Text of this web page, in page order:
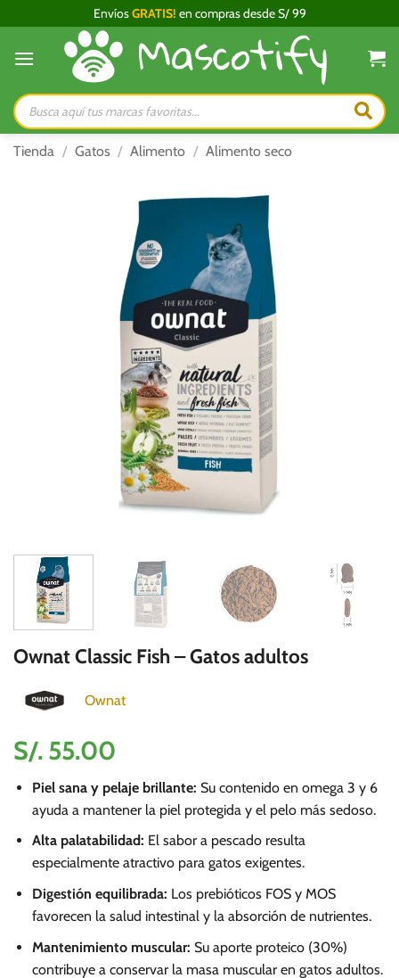
al
contenido
EnvíosGRATIS! en compras desde S/ 99
Búsqueda
de
productos
Tienda / Gatos / Alimento / Alimento seco
Ownat Classic Fish – Gatos adultos
Ownat
S/. 55.00
Piel sana y pelaje brillante: Su contenido en omega 3 y 6
ayuda a mantener la piel protegida y el pelo más sedoso.
Alta palatabilidad: El sabor a pescado resulta
especialmente atractivo para gatos exigentes.
Digestión equilibrada: Los prebióticos FOS y MOS
favorecen la salud intestinal y la absorción de nutrientes.
Mantenimiento muscular: Su aporte proteico (30%)
contribuye a conservar la masa muscular en gatos adultos.